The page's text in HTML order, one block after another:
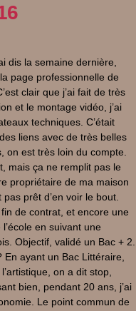
dis la semaine dernière,
page professionnelle de
clair que j’ai fait de très
et le montage vidéo, j’ai
techniques. C’était
liens avec de très belles
on est très loin du compte.
mais ça ne remplit pas le
propriétaire de ma maison
prêt d’en voir le bout.
de contrat, et encore une
en suivant une
Objectif, validé un Bac + 2.
ayant un Bac Littéraire,
on a dit stop,
bien, pendant 20 ans, j’ai
Le point commun de